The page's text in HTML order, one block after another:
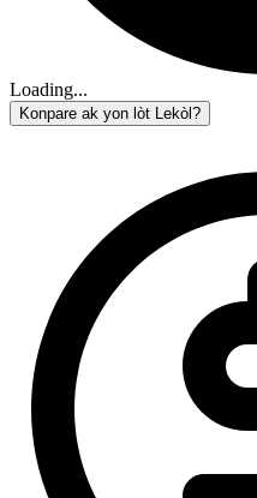
Loading...
Konpare ak yon lòt Lekòl?